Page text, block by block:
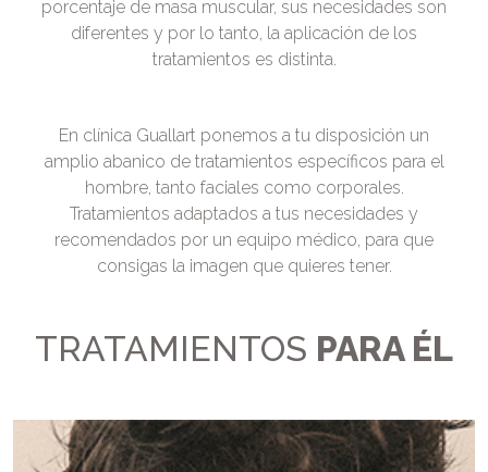
porcentaje de masa muscular, sus necesidades son
diferentes y por lo tanto, la aplicación de los
tratamientos es distinta.
En clínica Guallart ponemos a tu disposición un
amplio abanico de tratamientos específicos para el
hombre, tanto faciales como corporales.
Tratamientos adaptados a tus necesidades y
recomendados por un equipo médico, para que
consigas la imagen que quieres tener.
TRATAMIENTOS PARA ÉL